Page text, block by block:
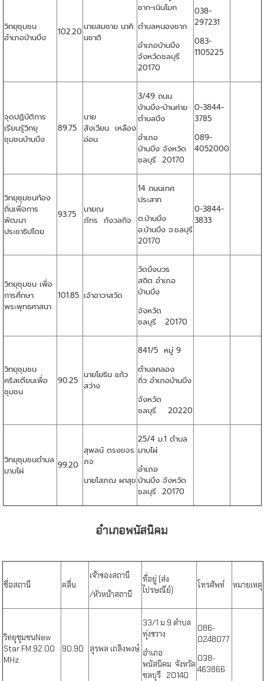
วิทยุชุมชน
อำเภอบ้านบึง
102.20 นายสมชาย นาคิ
นชาติ
ชาก-เนินโมก
ตำบลหนองชาก
อำเภอบ้านบึง
จังหวัดชลบุรี
20170
038-
297231
083-
1105225
จุดปฏิบัติการ
เรียนรู้วิทยุ
ชุมชนบ้านบึง
89.75
นาย
สังเวียน เหลือง
อ่อน
3/49 ถนน
บ้านบึง-บ้านค่าย
ตำบลบึง
อำเภอ
บ้านบึง จังหวัด
ชลบุรี 20170
0-3844-
3785
089-
4052000
วิทยุชุมชนท้อง
ถิ่นเพื่อการ
พัฒนา
ประชาธิปไตย
93.75
นายณ
ภัทร กังวลกิจ
14 ถนนเทศ
ประสาท
ต.บ้านบึง
อ.บ้านบึง จ.ชลบุรี
20170
0-3844-
3833
วิทยุชุมชน เพื่อ
การศึกษา
พระพุทธศาสนา
101.85 เจ้าอาวาสวัด
วัดบึงบวร
สถิต อำเภอ
บ้านบึง
จังหวัด
ชลบุรี 20170
วิทยุชุมชน
คริสเตียนเพื่อ
ชุมชน
90.25
นายโยธิน แก้ว
สว่าง
841/5 หมู่ 9
ตำบลคลอง
กิ่ว อำเภอบ้านบึง
จังหวัด
ชลบุรี 20220
วิทยุชุมชนตำบล
มาบไผ่
99.20
สุพลน์ ตรงขจร
ภจ
นายโสภณ ผาสุข
25/4 ม.1 ตำบล
มาบไผ่
อำเภอ
บ้านบึง จังหวัด
ชลบุรี 20170
อำเภอพนัสนิคม
ชื่อสถานี คลื่น
เจ้าของสถานี
/หัวหน้าสถานี
ที่อยู่ (ส่ง
ไปรษณีย์)
โทรศัพท์ หมายเหตุ
วิทยุชุมชนNew
Star FM.92.00
MHz.
90.90 สุรพล เถลิงพงษ์
33/1 ม.9 ตำบล
ทุ่งขวาง
อำเภอ
พนัสนิคมจังหวัด
ชลบุรี 20140
086-
0248077
038-
463866